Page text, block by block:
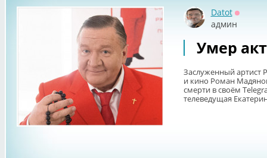
Datot
админ
Умер
Заслуженный артист
и кино Роман
смерти в своём
телеведущая